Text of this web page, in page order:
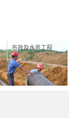
市政及水务工程